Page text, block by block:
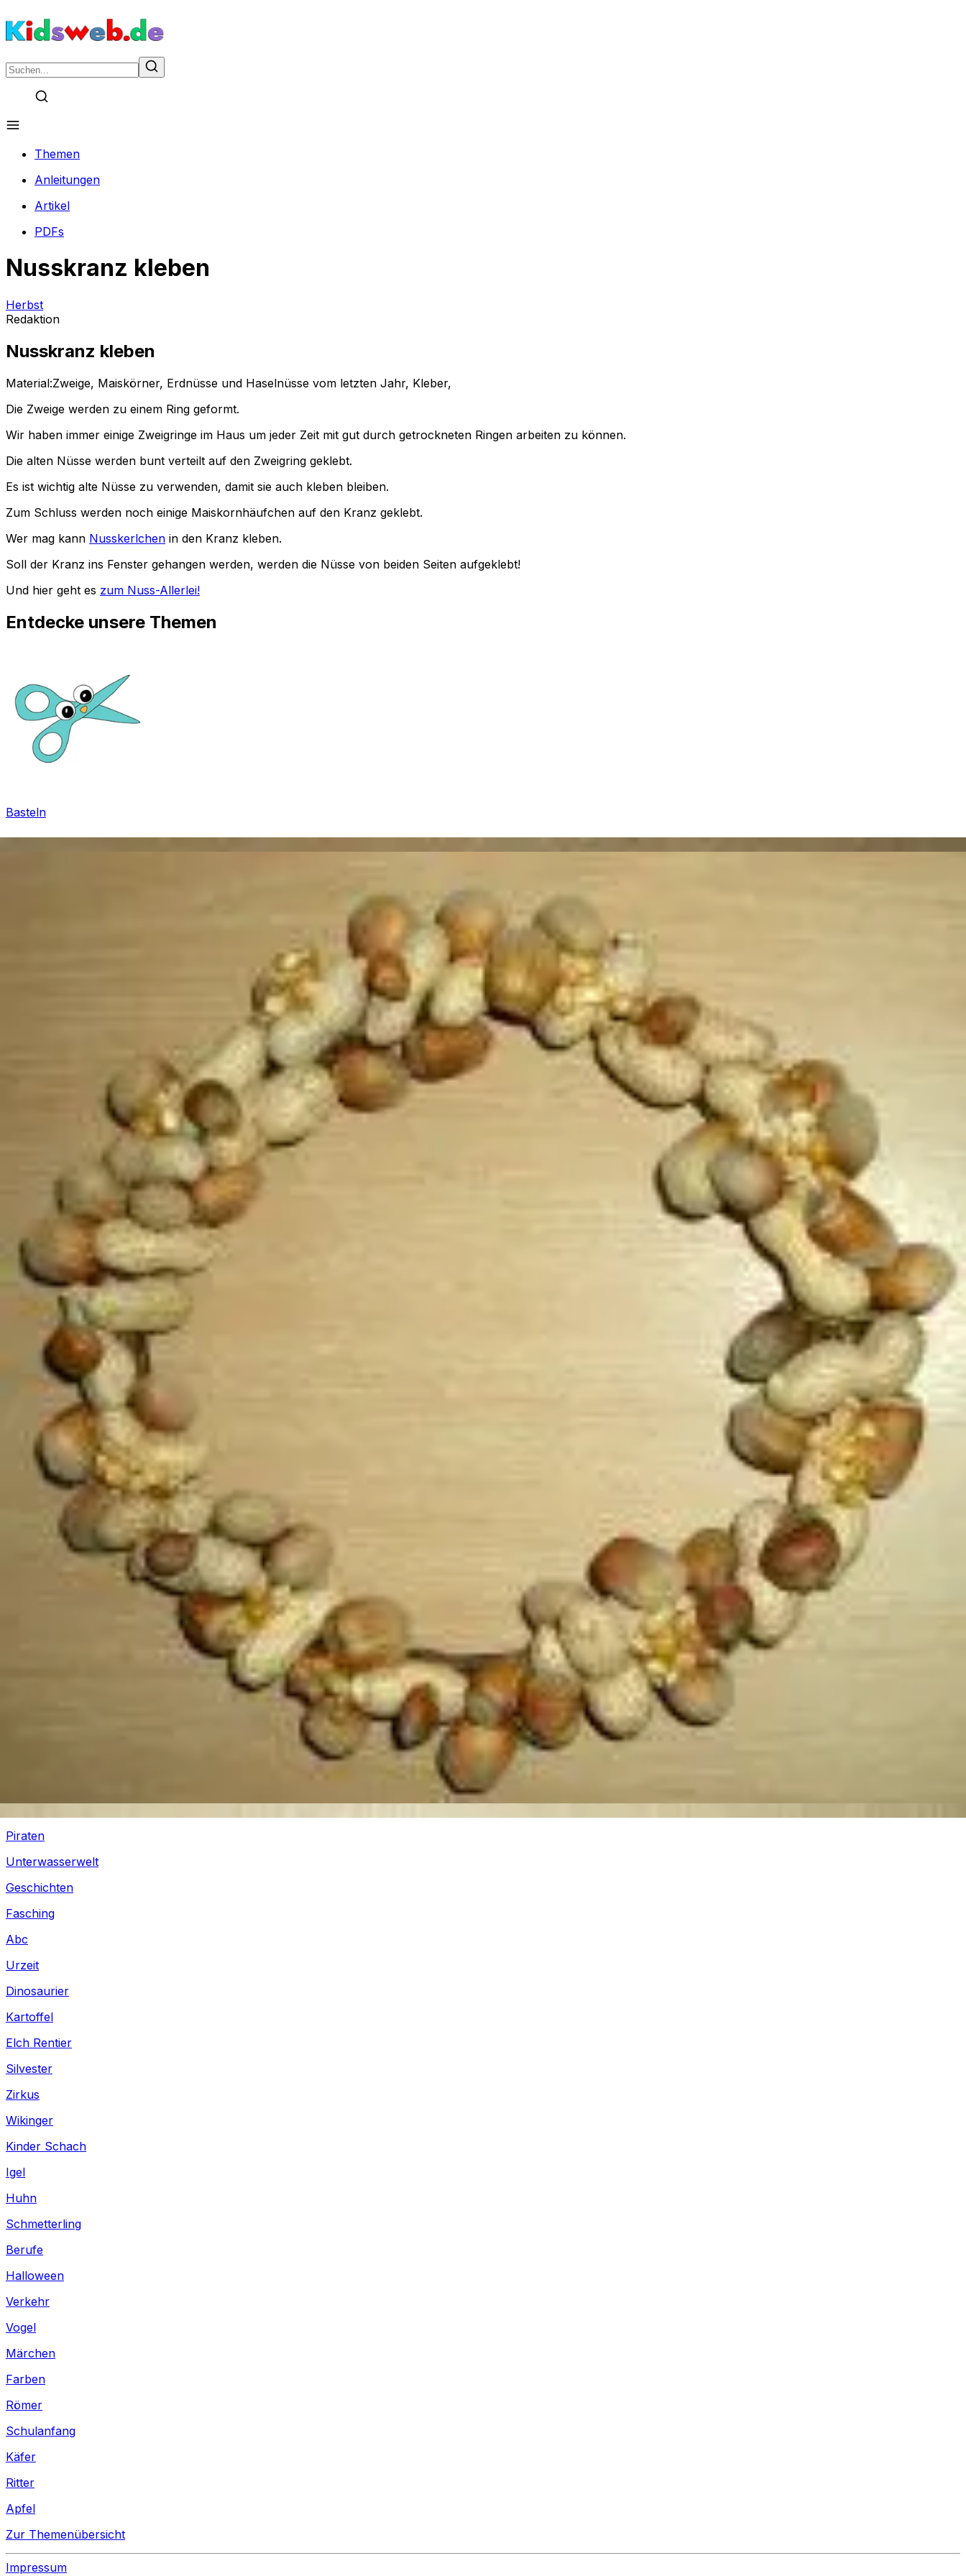
Themen
Anleitungen
Artikel
PDFs
Nusskranz kleben
Herbst
Redaktion
Nusskranz kleben
Material:Zweige, Maiskörner, Erdnüsse und Haselnüsse vom letzten Jahr, Kleber,
Die Zweige werden zu einem Ring geformt.
Wir haben immer einige Zweigringe im Haus um jeder Zeit mit gut durch getrockneten Ringen arbeiten zu können.
Die alten Nüsse werden bunt verteilt auf den Zweigring geklebt.
Es ist wichtig alte Nüsse zu verwenden, damit sie auch kleben bleiben.
Zum Schluss werden noch einige Maiskornhäufchen auf den Kranz geklebt.
Wer mag kann Nusskerlchen in den Kranz kleben.
Soll der Kranz ins Fenster gehangen werden, werden die Nüsse von beiden Seiten aufgeklebt!
Und hier geht es zum Nuss-Allerlei!
Entdecke unsere Themen
Basteln
Fasching
Piraten
Unterwasserwelt
Geschichten
Fasching
Abc
Urzeit
Dinosaurier
Kartoffel
Elch Rentier
Silvester
Zirkus
Wikinger
Kinder Schach
Igel
Huhn
Schmetterling
Berufe
Halloween
Verkehr
Vogel
Märchen
Farben
Römer
Schulanfang
Käfer
Ritter
Apfel
Zur Themenübersicht
Impressum